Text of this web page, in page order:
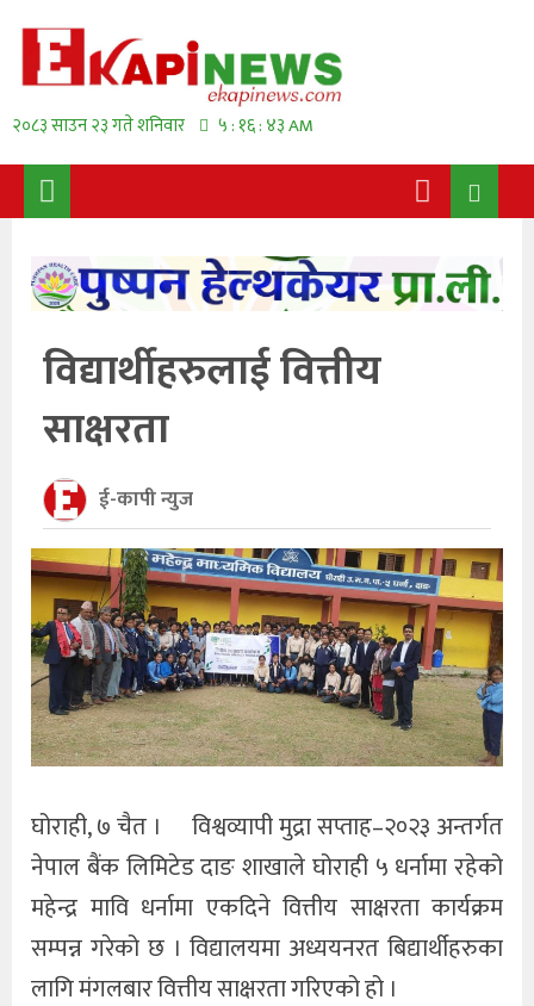
२०८३ साउन २३ गते शनिवार ५ : १६ : ४३ AM
विद्यार्थीहरुलाई वित्तीय
साक्षरता
ई-कापी न्युज
घोराही, ७ चैत । विश्वव्यापी मुद्रा सप्ताह–२०२३ अन्तर्गत
नेपाल बैंक लिमिटेड दाङ शाखाले घोराही ५ धर्नामा रहेको
महेन्द्र मावि धर्नामा एकदिने वित्तीय साक्षरता कार्यक्रम
सम्पन्न गरेको छ । विद्यालयमा अध्ययनरत बिद्यार्थीहरुका
लागि मंगलबार वित्तीय साक्षरता गरिएको हो ।